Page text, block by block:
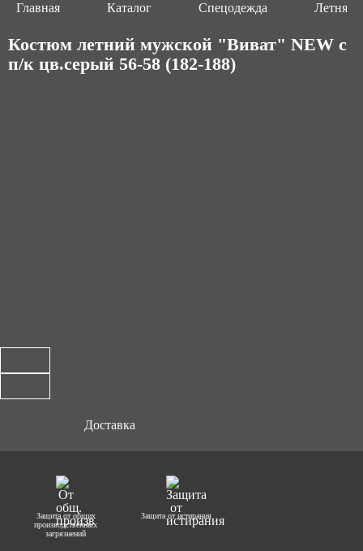
Главная Каталог Спецодежда Летняя
Костюм летний мужской "Виват" NEW с
п/к цв.серый 56-58 (182-188)
Доставка
Защита от общих
производственных
загрязнений
Защита от истирания